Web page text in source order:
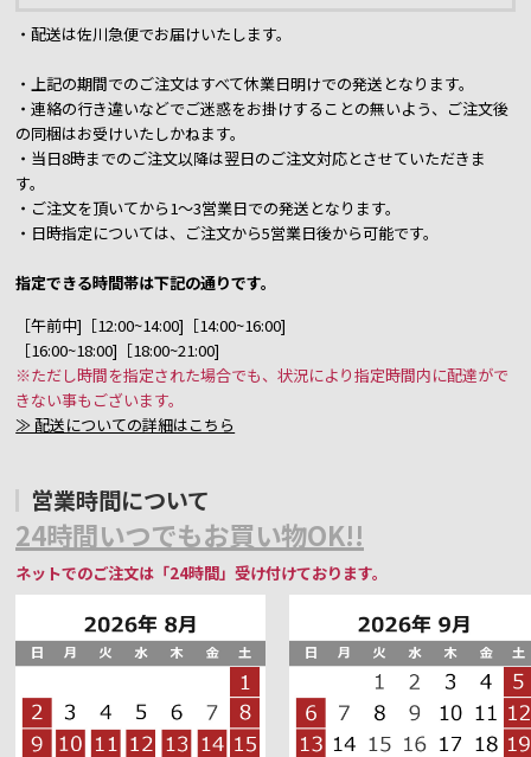
・配送は佐川急便でお届けいたします。
・上記の期間でのご注文はすべて休業日明けでの発送となります。
・連絡の行き違いなどでご迷惑をお掛けすることの無いよう、ご注文後
の同梱はお受けいたしかねます。
・当日8時までのご注文以降は翌日のご注文対応とさせていただきま
す。
・ご注文を頂いてから1～3営業日での発送となります。
・日時指定については、ご注文から5営業日後から可能です。
指定できる時間帯は下記の通りです。
［午前中]［12:00~14:00]［14:00~16:00]
［16:00~18:00]［18:00~21:00]
※ただし時間を指定された場合でも、状況により指定時間内に配達がで
きない事もございます。
≫ 配送についての詳細はこちら
営業時間について
24時間いつでもお買い物OK!!
ネットでのご注文は「24時間」受け付けております。